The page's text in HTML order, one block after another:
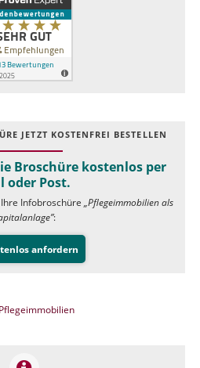
JETZT KOSTEN­FREI BESTELLEN
Broschüre kostenlos per
oder Post.
Infobroschüre„Pflegeimmobilien als
:
anfordern